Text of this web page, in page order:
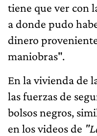
tiene que ver con
a donde pudo
dinero
maniobras".
En la vivienda de
las fuerzas de
bolsos negros,
en los videos de